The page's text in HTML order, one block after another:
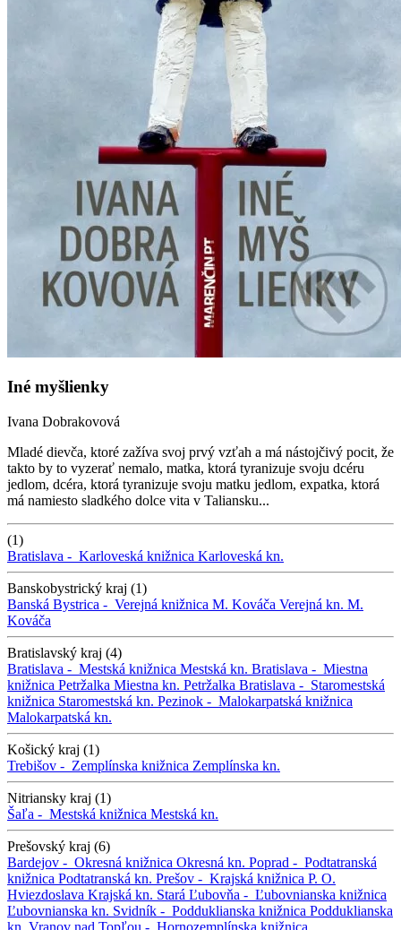
Iné myšlienky
Ivana Dobrakovová
Mladé dievča, ktoré zažíva svoj prvý vzťah a má nástojčivý pocit, že
takto by to vyzerať nemalo, matka, ktorá tyranizuje svoju dcéru
jedlom, dcéra, ktorá tyranizuje svoju matku jedlom, expatka, ktorá
má namiesto sladkého dolce vita v Taliansku...
(1)
Bratislava - Karloveská knižnica Karloveská kn.
Banskobystrický kraj (1)
Banská Bystrica - Verejná knižnica M. Kováča Verejná kn. M.
Kováča
Bratislavský kraj (4)
Bratislava - Mestská knižnica Mestská kn. Bratislava - Miestna
knižnica Petržalka Miestna kn. Petržalka Bratislava - Staromestská
knižnica Staromestská kn. Pezinok - Malokarpatská knižnica
Malokarpatská kn.
Košický kraj (1)
Trebišov - Zemplínska knižnica Zemplínska kn.
Nitriansky kraj (1)
Šaľa - Mestská knižnica Mestská kn.
Prešovský kraj (6)
Bardejov - Okresná knižnica Okresná kn. Poprad - Podtatranská
knižnica Podtatranská kn. Prešov - Krajská knižnica P. O.
Hviezdoslava Krajská kn. Stará Ľubovňa - Ľubovnianska knižnica
Ľubovnianska kn. Svidník - Podduklianska knižnica Podduklianska
kn. Vranov nad Topľou - Hornozemplínska knižnica